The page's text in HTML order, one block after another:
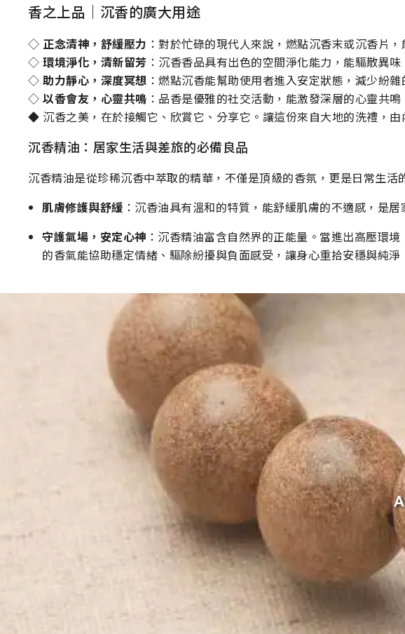
香之上品｜沉香的廣大用途
◇ 正念清神，舒緩壓力 ：對於忙碌的現代人來說，燃點沉香末或沉香片
◇環境淨化，清新留芳 ：沉香香品具有出色的空間淨化能力，能驅散異
◇助力靜心，深度冥想 ：燃點沉香能幫助使用者進入安定狀態，減少紛
◇以香會友，心靈共鳴 ：品香是優雅的社交活動，能激發深層的心靈共
◆ 沉香之美，在於接觸它、欣賞它、分享它。讓這份來自大地的洗禮，由
沉香精油：居家生活與差旅的必備良品
沉香精油是從珍稀沉香中萃取的精華，不僅是頂級的香氛，更是日常生活
肌膚修護與舒緩 ：沉香油具有溫和的特質，能舒緩肌膚的不適感，是
守護氣場，安定心神 ：沉香精油富含自然界的正能量。當進出高壓環
的香氣能協助穩定情緒、驅除紛擾與負面感受，讓身心重拾安穩與純淨